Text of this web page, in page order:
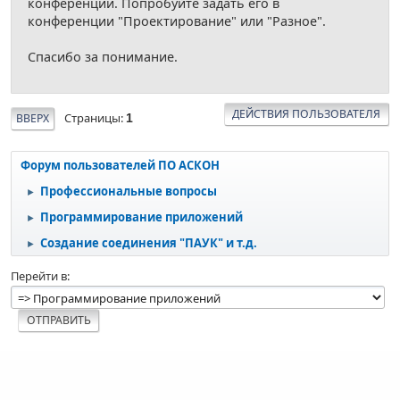
конференции. Попробуйте задать его в
конференции "Проектирование" или "Разное".
Спасибо за понимание.
ВВЕРХ Страницы 1 ДЕЙСТВИЯ ПОЛЬЗОВАТЕЛЯ
Форум пользователей ПО АСКОН
► Профессиональные вопросы
► Программирование приложений
► Создание соединения "ПАУК" и т.д.
Перейти в